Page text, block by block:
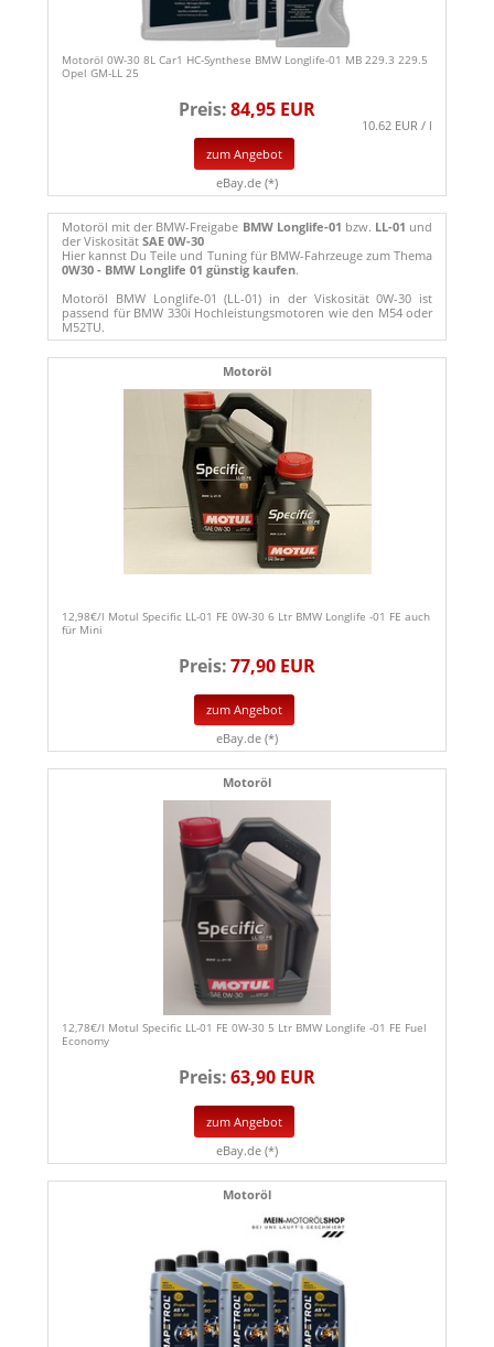
Motoröl 0W-30 8L Car1 HC-Synthese BMW Longlife-01 MB 229.3 229.5
Opel GM-LL 25
Preis:84,95 EUR
10.62 EUR / l
zum Angebot
eBay.de (*)
Motoröl mit der BMW-Freigabe BMW Longlife-01 bzw. LL-01 und
der Viskosität SAE 0W-30
Hier kannst Du Teile und Tuning für BMW-Fahrzeuge zum Thema
0W30 - BMW Longlife 01 günstig kaufen.
Motoröl BMW Longlife-01 (LL-01) in der Viskosität 0W-30 ist
passend für BMW 330i Hochleistungsmotoren wie den M54 oder
M52TU.
Motoröl
12,98€/l Motul Specific LL-01 FE 0W-30 6 Ltr BMW Longlife -01 FE auch
für Mini
Preis:77,90 EUR
zum Angebot
eBay.de (*)
Motoröl
12,78€/l Motul Specific LL-01 FE 0W-30 5 Ltr BMW Longlife -01 FE Fuel
Economy
Preis:63,90 EUR
zum Angebot
eBay.de (*)
Motoröl